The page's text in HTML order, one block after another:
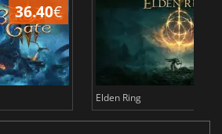
36.40€
Elden Ring